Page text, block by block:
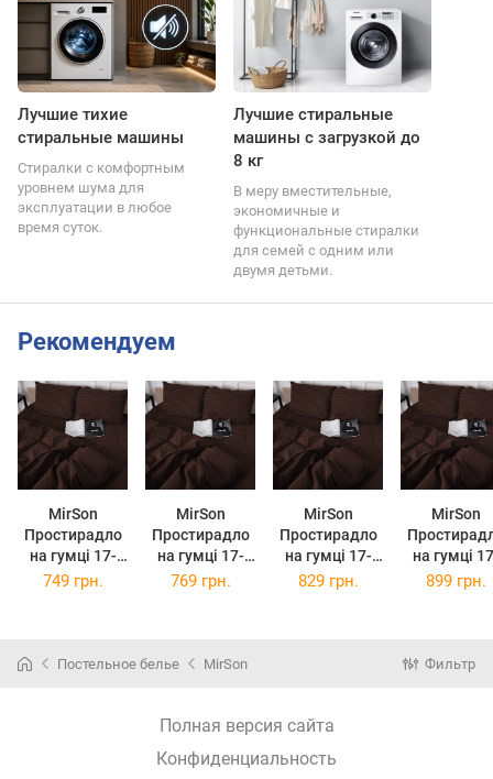
Лучшие тихие
стиральные машины
Стиралки с комфортным
уровнем шума для
эксплуатации в любое
время суток.
Лучшие стиральные
машины с загрузкой до
8 кг
В меру вместительные,
экономичные и
функциональные стиралки
для семей с одним или
двумя детьми.
Рекомендуем
MirSon
Простирадло
на гумці 17-
0617 Stripe
MirSon
Простирадло
на гумці 17-
0617 Stripe
MirSon
Простирадло
на гумці 17-
0617 Stripe
MirSon
на гумці 17-
0617
749 грн. 769 грн. 829 грн. 899 грн.
Постельное белье MirSon Фильтр
Полная версия сайта
Конфиденциальность